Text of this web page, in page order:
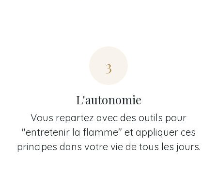
3
L'autonomie
Vous repartez avec des outils pour
"entretenir la flamme" et appliquer ces
principes dans votre vie de tous les jours.